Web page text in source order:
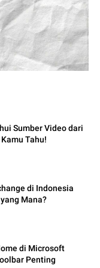
Sumber Video dari
Tahu!
di Indonesia
Mana?
di Microsoft
Penting